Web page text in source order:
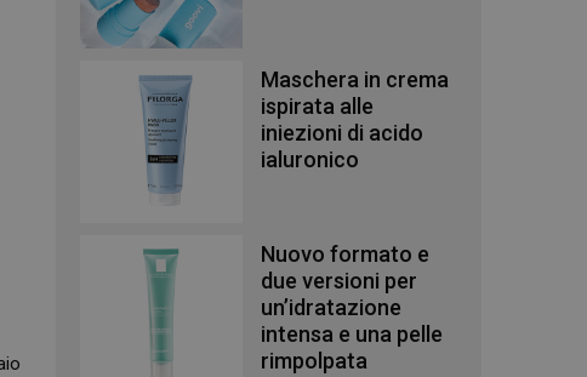
Maschera in crema
ispirata alle
iniezioni di acido
ialuronico
Nuovo formato e
due versioni per
un’idratazione
intensa e una pelle
rimpolpata